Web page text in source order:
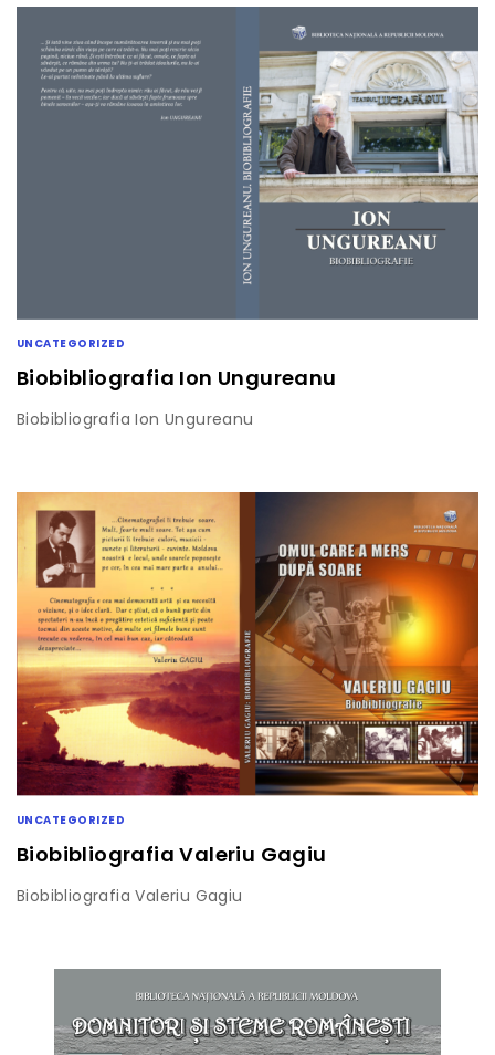
UNCATEGORIZED
Biobibliografia Ion Ungureanu
Biobibliografia Ion Ungureanu
UNCATEGORIZED
Biobibliografia Valeriu Gagiu
Biobibliografia Valeriu Gagiu